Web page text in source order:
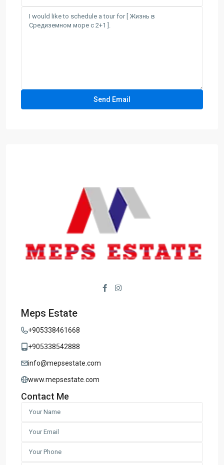
Meps Estate
+905338461668
+905338542888
info@mepsestate.com
www.mepsestate.com
Contact Me